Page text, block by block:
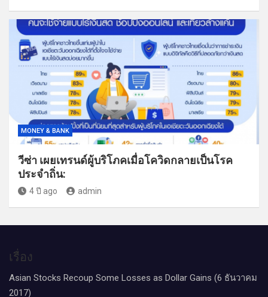
MONEY & BANK
วีซ่า เผยเทรนด์ผู้บริโภคเมื่อโควิดกลายเป็นโรค
ประจำถิ่น:
4 ปี ago admin
เรื่อง
Asian Stocks Recoup Some Losses as Dollar Gains (6 ธันวาคม
2017)